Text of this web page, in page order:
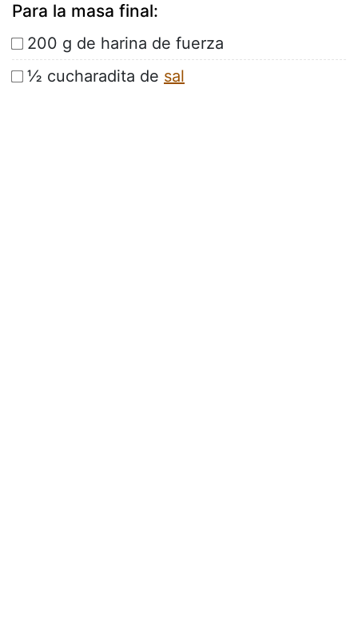
Para la masa final:
200 g de harina de fuerza
½ cucharadita de sal